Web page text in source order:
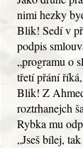
nimi hezky
Blik! Sedí v
podpis
„programu o
třetí přání
Blik! Z
roztrhanejch
Rybka mu
„Jseš bílej,